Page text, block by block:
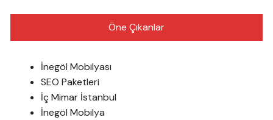
Öne Çıkanlar
İnegöl Mobilyası
SEO Paketleri
İç Mimar İstanbul
İnegöl Mobilya